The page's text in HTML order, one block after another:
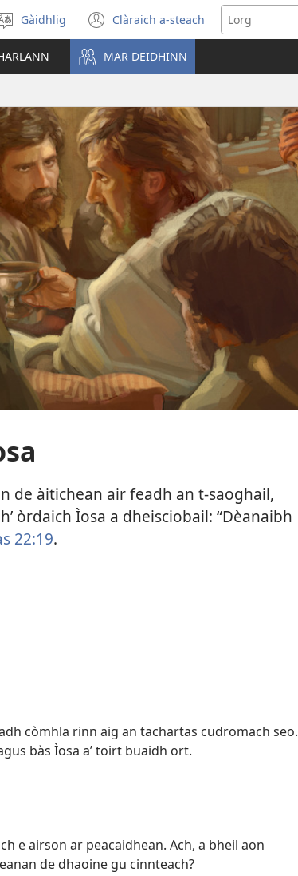
Tagh
cànan
Gàidhlig Clàraich a-steach
(opens
new
window)
MAR DEIDHINN
de àitichean air feadh an t-saoghail,
òrdaich Ìosa a dheisciobail: “Dèanaibh
22:19.
còmhla rinn aig an tachartas cudromach seo.
bàs Ìosa a’ toirt buaidh ort.
e airson ar peacaidhean. Ach, a bheil aon
de dhaoine gu cinnteach?